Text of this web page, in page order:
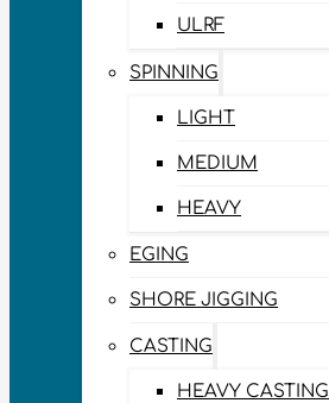
ULRF
SPINNING
LIGHT
MEDIUM
HEAVY
EGING
SHORE JIGGING
CASTING
HEAVY CASTING